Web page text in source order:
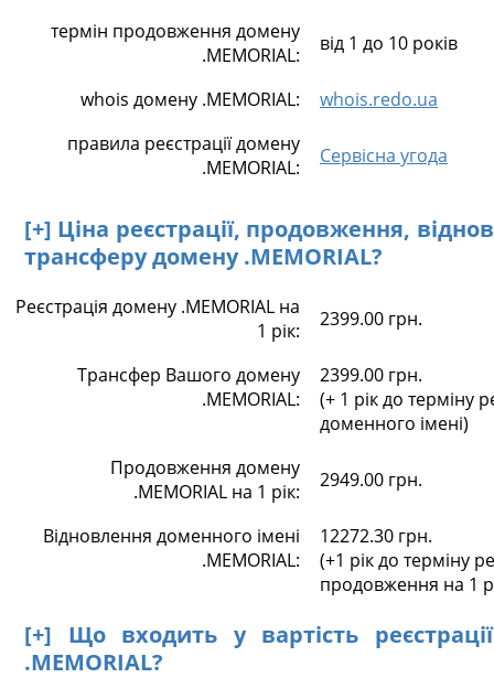
термін продовження домену
.MEMORIAL:
від 1 до 10 років
whois домену .MEMORIAL:
whois.redo.ua
правила реєстрації домену
.MEMORIAL:
Сервісна угода
[+] Ціна реєстрації, продовження,
трансферу домену .MEMORIAL?
Реєстрація домену .MEMORIAL на
1 рік:
2399.00 грн.
Трансфер Вашого домену
.MEMORIAL:
2399.00 грн.
(+ 1 рік до терміну
доменного імені)
Продовження домену
.MEMORIAL на 1 рік:
2949.00 грн.
Відновлення доменного імені
.MEMORIAL:
12272.30 грн.
(+1 рік до терміну
продовження на 1
[+] Що входить у вартість
.MEMORIAL?